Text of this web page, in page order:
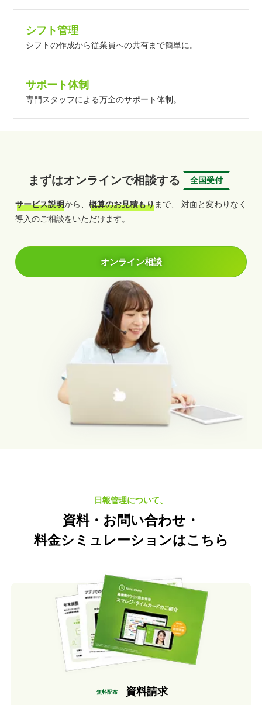
シフト管理
シフトの作成から従業員への共有まで簡単に。
サポート体制
専門スタッフによる万全のサポート体制。
まずはオンラインで相談する 全国受付
サービス説明から、 概算のお見積もりまで、 対面と変わりなく
導入のご相談をいただけます。
オンライン相談
日報管理について、
資料・お問い合わせ・
料金シミュレーションはこちら
無料配布 資料請求